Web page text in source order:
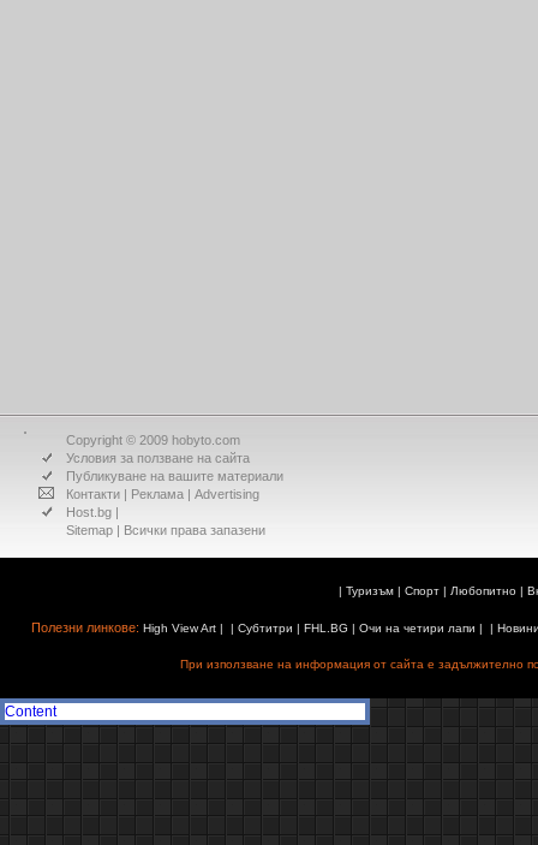
Copyright © 2009 hobyto.com
Условия за ползване на сайта
Публикуване на вашите материали
Контакти | Реклама | Advertising
Host.bg |
Sitemap | Всички права запазени
| Туризъм| Спорт| Любопитно|
Полезни линкове: High View Art| | Субтитри | FHL.BG | Очи на четири лапи | |
При използване на информация от сайта е задължително
Content